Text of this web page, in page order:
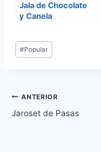
Jala de Chocolate
y Canela
Etiquetas
de
#Popular
Navegación
de
ANTERIOR
Jaroset de Pasas